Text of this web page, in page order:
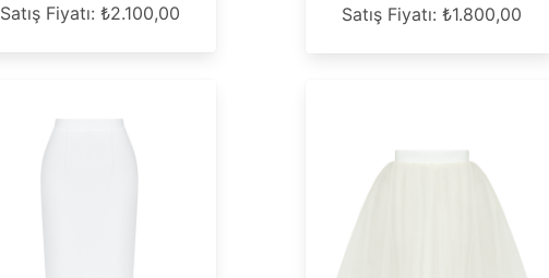
Satış Fiyatı: ₺2.100,00 Satış Fiyatı: ₺1.800,00